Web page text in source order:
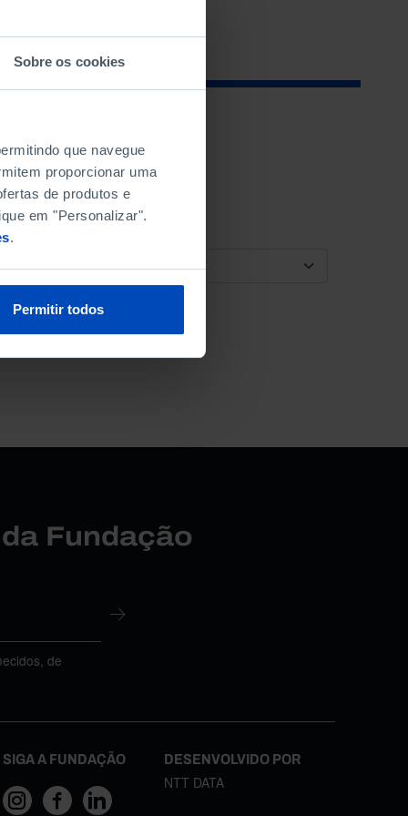
Sobre os cookies
que navegue
proporcionar uma
de produtos e
em "Personalizar".
.
Permitir todos
ORDENAR POR
Fundação
de
SIGA A FUNDAÇÃO DESENVOLVIDO POR
NTT DATA